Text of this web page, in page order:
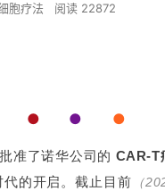
胞疗法 阅读 22872
● ● ●
准了诺华公司的 CAR-T
代的开启。截止目前 （